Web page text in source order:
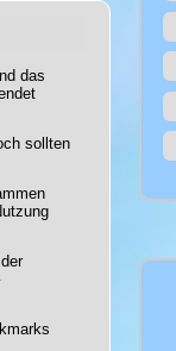
das
sollten